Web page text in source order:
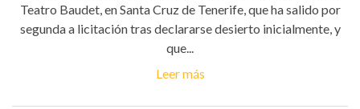
Teatro Baudet, en Santa Cruz de Tenerife, que ha salido por
segunda a licitación tras declararse desierto inicialmente, y
que...
Leer más